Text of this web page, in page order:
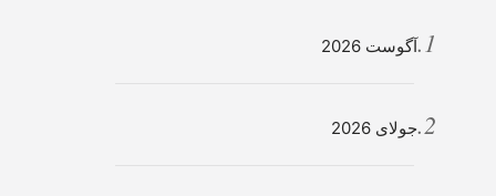
آگوست 2026
جولای 2026